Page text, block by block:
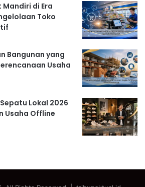
di Era
Toko
Bangunan yang
Usaha
Lokal 2026
Usaha Offline